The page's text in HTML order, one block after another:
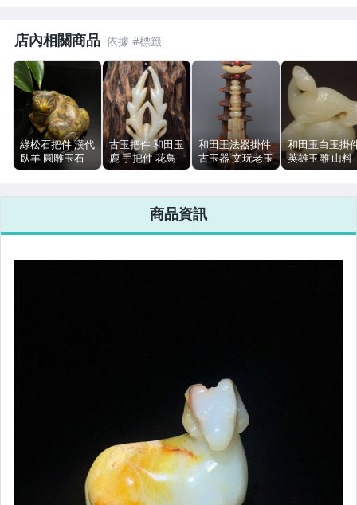
店內相關商品
綠松石把件 漢代
臥羊 圓雕玉石
黃褐墨黑 天然鐵
古玉把件 和田玉
鹿 手把件 花鳥
玉器 沁色包漿
和田玉法器掛件
古玉器 文玩老玉
10cm 45g
和田玉白玉掛
英雄玉雕 山料
43g 4.8cm
商品資訊